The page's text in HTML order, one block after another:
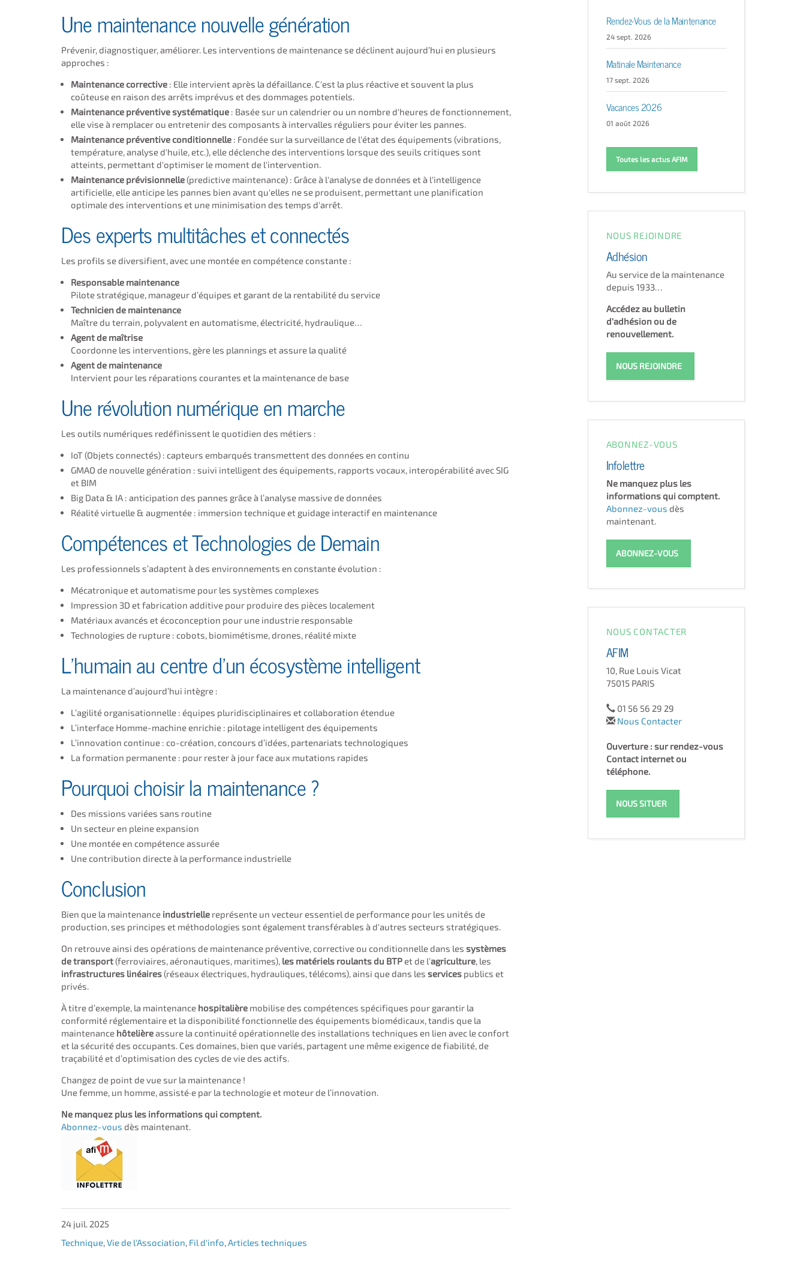
Une maintenance nouvelle génération
Prévenir, diagnostiquer, améliorer. Les interventions de maintenance se déclinent aujourd’hui en plusieurs
approches :
Maintenance corrective : Elle intervient après la défaillance. C'est la plus réactive et souvent la plus
coûteuse en raison des arrêts imprévus et des dommages potentiels.
Maintenance préventive systématique : Basée sur un calendrier ou un nombre d'heures de fonctionnement,
elle vise à remplacer ou entretenir des composants à intervalles réguliers pour éviter les pannes.
Maintenance préventive conditionnelle : Fondée sur la surveillance de l'état des équipements (vibrations,
température, analyse d'huile, etc.), elle déclenche des interventions lorsque des seuils critiques sont
atteints, permettant d'optimiser le moment de l'intervention.
Maintenance prévisionnelle(predictive maintenance) : Grâce à l'analyse de données et à l'intelligence
artificielle, elle anticipe les pannes bien avant qu'elles ne se produisent, permettant une planification
optimale des interventions et une minimisation des temps d'arrêt.
Des experts multitâches et connectés
Les profils se diversifient, avec une montée en compétence constante :
Responsable maintenance
Pilote stratégique, manageur d’équipes et garant de la rentabilité du service
Technicien de maintenance
Maître du terrain, polyvalent en automatisme, électricité, hydraulique…
Agent de maîtrise
Coordonne les interventions, gère les plannings et assure la qualité
Agent de maintenance
Intervient pour les réparations courantes et la maintenance de base
Une révolution numérique en marche
Les outils numériques redéfinissent le quotidien des métiers :
IoT (Objets connectés) : capteurs embarqués transmettent des données en continu
GMAO de nouvelle génération : suivi intelligent des équipements, rapports vocaux, interopérabilité avec SIG
et BIM
Big Data & IA : anticipation des pannes grâce à l’analyse massive de données
Réalité virtuelle & augmentée : immersion technique et guidage interactif en maintenance
Compétences et Technologies de Demain
Les professionnels s’adaptent à des environnements en constante évolution :
Mécatronique et automatisme pour les systèmes complexes
Impression 3D et fabrication additive pour produire des pièces localement
Matériaux avancés et écoconception pour une industrie responsable
Technologies de rupture : cobots, biomimétisme, drones, réalité mixte
L’humain au centre d’un écosystème intelligent
La maintenance d’aujourd’hui intègre :
L’agilité organisationnelle : équipes pluridisciplinaires et collaboration étendue
L’interface Homme-machine enrichie : pilotage intelligent des équipements
L’innovation continue : co-création, concours d’idées, partenariats technologiques
La formation permanente : pour rester à jour face aux mutations rapides
Pourquoi choisir la maintenance ?
Des missions variées sans routine
Un secteur en pleine expansion
Une montée en compétence assurée
Une contribution directe à la performance industrielle
Conclusion
Bien que la maintenance industrielle représente un vecteur essentiel de performance pour les unités de
production, ses principes et méthodologies sont également transférables à d'autres secteurs stratégiques.
On retrouve ainsi des opérations de maintenance préventive, corrective ou conditionnelle dans les systèmes
de transport(ferroviaires, aéronautiques, maritimes), les matériels roulants du BTPet de l’agriculture , les
infrastructures linéaires(réseaux électriques, hydrauliques, télécoms), ainsi que dans les services publics et
privés.
À titre d’exemple, la maintenance hospitalière mobilise des compétences spécifiques pour garantir la
conformité réglementaire et la disponibilité fonctionnelle des équipements biomédicaux, tandis que la
maintenance hôtelièreassure la continuité opérationnelle des installations techniques en lien avec le confort
et la sécurité des occupants. Ces domaines, bien que variés, partagent une même exigence de fiabilité, de
traçabilité et d’optimisation des cycles de vie des actifs.
Changez de point de vue sur la maintenance !
Une femme, un homme, assisté·e par la technologie et moteur de l’innovation.
Ne manquez plus les informations qui comptent.
Abonnez-vous dès maintenant.
24 juil. 2025
Technique Vie de l'Association Fil d'info Articles techniques
Rendez-Vous de la Maintenance
24 sept. 2026
Matinale Maintenance
17 sept. 2026
Vacances 2026
01 août 2026
Toutes les actus AFIM
NOUS REJOINDRE
Adhésion
Au service de la maintenance
depuis 1933…
Accédez au bulletin
d'adhésion ou de
renouvellement.
NOUS REJOINDRE
ABONNEZ-VOUS
Infolettre
Ne manquez plus les
informations qui comptent.
Abonnez-vous dès
maintenant.
ABONNEZ-VOUS
NOUS CONTACTER
AFIM
10, Rue Louis Vicat
75015 PARIS
01 56 56 29 29
Nous Contacter
Ouverture : sur rendez-vous
Contact internet ou
téléphone.
NOUS SITUER